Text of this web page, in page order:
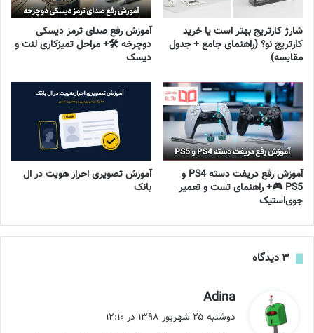
شارژ کارتریج بهتر است یا خرید
کارتریج نو؟ (راهنمای جامع + جدول
مقایسه)
آموزش رفع صدای ترمز دیسکی
دوچرخه 🛠️+ مراحل تمیزکاری لنت و
دیسک
آموزش رفع دریفت دسته PS4 و
PS5 🎮+ راهنمای تست و تعمیر
جوی‌استیک
آموزش تصویری احراز هویت در ال
بانک
‫۳ دیدگاه
Adina
ف دوشنبه ۲۵ شهریور ۱۳۹۸ در ۱۲:۱۰